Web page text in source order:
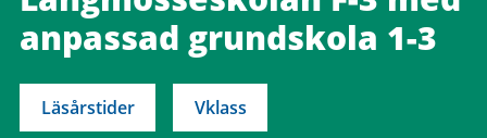
anpassad grundskola 1-3
Läsårstider Vklass